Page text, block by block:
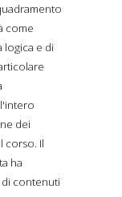
come
e di
dei
corso. Il
ha
di contenuti